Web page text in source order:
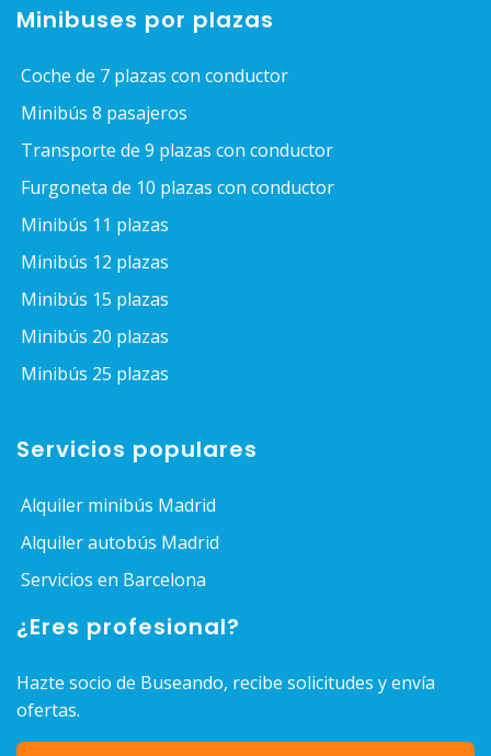
Minibuses por plazas
Coche de 7 plazas con conductor
Minibús 8 pasajeros
Transporte de 9 plazas con conductor
Furgoneta de 10 plazas con conductor
Minibús 11 plazas
Minibús 12 plazas
Minibús 15 plazas
Minibús 20 plazas
Minibús 25 plazas
Servicios populares
Alquiler minibús Madrid
Alquiler autobús Madrid
Servicios en Barcelona
¿Eres profesional?
Hazte socio de Buseando, recibe solicitudes y envía
ofertas.